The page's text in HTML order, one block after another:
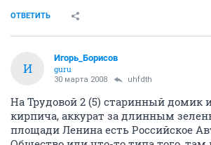
ОТВЕТИТЬ
И
Игорь_Борисов
guru
30 марта 2008 uhfdth
На Трудовой 2 (5) старинный домик
кирпича, аккурат за длинным
площади Ленина есть Российское